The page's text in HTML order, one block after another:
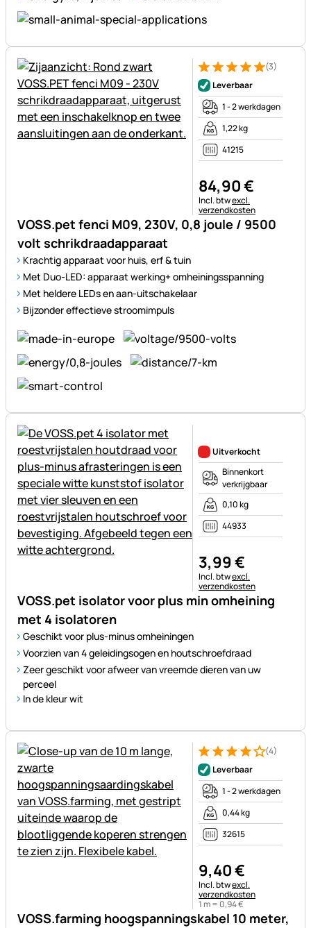
VOSS.pet fenci M09, 230V, 0,8 joule / 9500
volt schrikdraadapparaat
Krachtig apparaat voor huis, erf & tuin
Met Duo-LED: apparaat werking+ omheiningsspanning
Met heldere LEDs en aan-uitschakelaar
Bijzonder effectieve stroomimpuls
Beoordeling: 5 van 5 (3
3 Bewertungen
(3)
Leverbaar
1 - 2 werkdagen
1,22 kg
41215
84,90€
Belastinginformatie:
Incl. btwexcl.
verzendkosten
VOSS.pet isolator voor plus min omheining
met 4 isolatoren
Geschikt voor plus-minus omheiningen
Voorzien van 4 geleidingsogen en houtschroefdraad
Zeer geschikt voor afweer van vreemde dieren van uw
perceel
In de kleur wit
Uitverkocht
Binnenkort
verkrijgbaar
0,10 kg
44933
3,99€
Belastinginformatie:
Incl. btwexcl.
verzendkosten
VOSS.farming hoogspanningskabel 10 meter,
Beoordeling: 4 van 5 (4
4 Bewertungen
(4)
Leverbaar
1 - 2 werkdagen
0,44 kg
32615
9,40€
Belastinginformatie:
Incl. btwexcl.
verzendkosten
1 m = 0,94€